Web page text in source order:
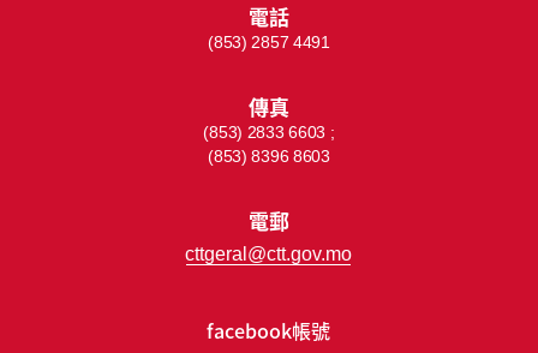
facebook帳號
電話
(853) 2857 4491
傳真
(853) 2833 6603 ;
(853) 8396 8603
電郵
cttgeral@ctt.gov.mo